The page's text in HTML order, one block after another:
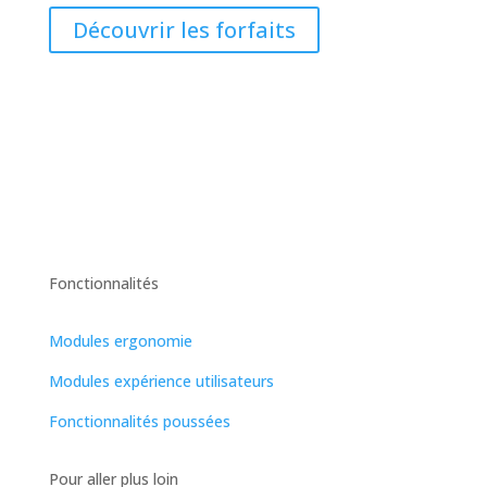
Découvrir les forfaits
Fonctionnalités
Modules ergonomie
Modules expérience utilisateurs
Fonctionnalités poussées
Pour aller plus loin